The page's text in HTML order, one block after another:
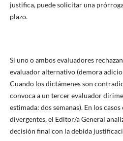
justifica, puede solicitar una
plazo.
Si uno o ambos evaluadores
evaluador alternativo (demora
Cuando los dictámenes son
convoca a un tercer evaluador
estimada: dos semanas). En los
divergentes, el Editor/a General
decisión final con la debida